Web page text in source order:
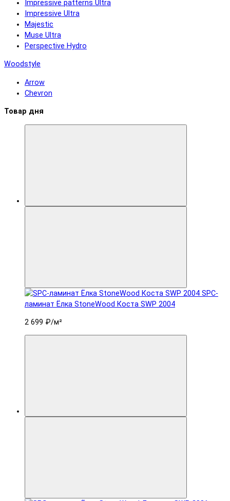
Impressive patterns Ultra
Impressive Ultra
Majestic
Muse Ultra
Perspective Hydro
Woodstyle
Arrow
Chevron
Товар дня
SPC-
ламинат Ëлка StoneWood Коста SWP 2004
2 699 ₽/м²